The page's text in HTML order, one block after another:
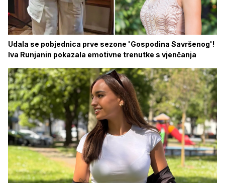
Udala se pobjednica prve sezone 'Gospodina Savršenog'!
Iva Runjanin pokazala emotivne trenutke s vjenčanja